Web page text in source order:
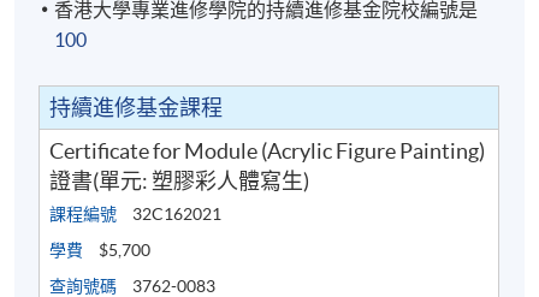
香港大學專業進修學院的持續進修基金院校編號是
100
持續進修基金課程
Certificate for Module (Acrylic Figure Painting)
證書(單元: 塑膠彩人體寫生)
課程編號
32C162021
學費
$5,700
查詢號碼
3762-0083